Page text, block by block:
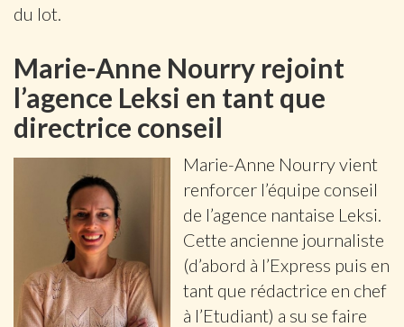
du lot.
Marie-Anne Nourry rejoint
l’agence Leksi en tant que
directrice conseil
Marie-Anne Nourry vient
renforcer l’équipe conseil
de l’agence nantaise Leksi.
Cette ancienne journaliste
(d’abord à l’Express puis en
tant que rédactrice en chef
à l’Etudiant) a su se faire